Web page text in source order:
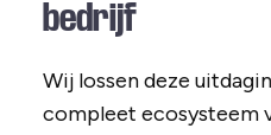
bedrijf
Wij lossen deze
compleet ecosysteem